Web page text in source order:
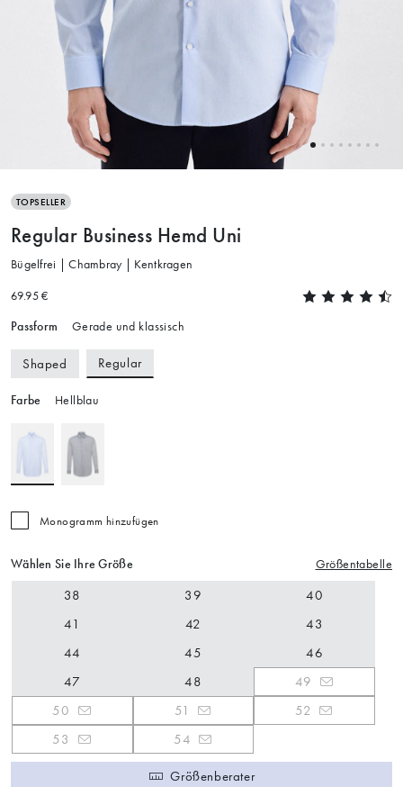
TOPSELLER
Regular Business Hemd Uni
Bügelfrei | Chambray | Kentkragen
69.95 €
Passform Gerade und klassisch
Shaped Regular
Farbe Hellblau
Monogramm hinzufügen
Wählen Sie Ihre Größe Größentabelle
38 39
40
41
42
43
44
45
46
47
48
49
50
51
52
53
54
Größenberater